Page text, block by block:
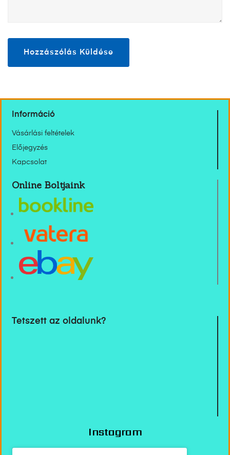
Információ
Vásárlási feltételek
Előjegyzés
Kapcsolat
Online Boltjaink
Tetszett az oldalunk?
Instagram